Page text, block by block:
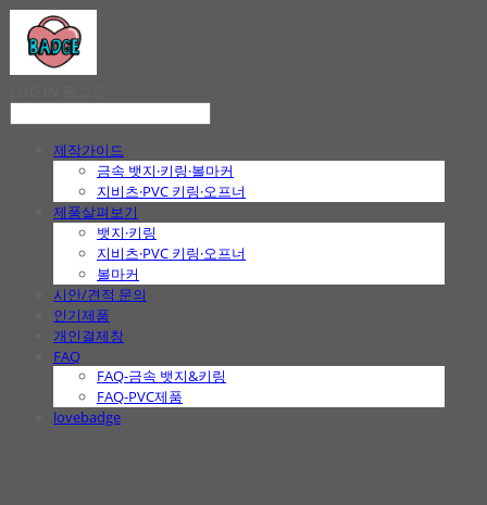
제작가이드
금속 뱃지·키링·볼마커
지비츠·PVC 키링·오프너
제품살펴보기
뱃지·키링
지비츠·PVC 키링·오프너
볼마커
시안/견적 문의
인기제품
개인결제창
FAQ
FAQ-금속 뱃지&키링
FAQ-PVC제품
lovebadge